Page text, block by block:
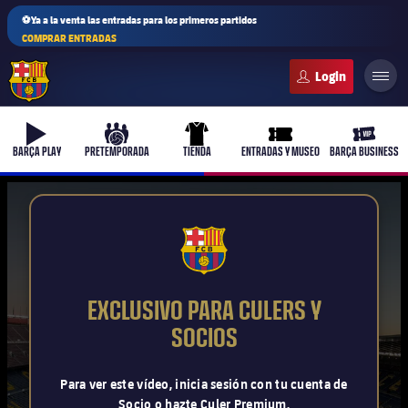
⚽Ya a la venta las entradas para los primeros partidos
COMPRAR ENTRADAS
b-play
BARÇA PLAY
culers-ball
PRETEMPORADA
uniform
TIENDA
ticket-full
ENTRADAS Y MUSEO
ticket-
BARÇA BUSINESS
Actualidad
Barça Atlètic
plusicon
más
FCB Barcelona badge
EXCLUSIVO PARA CULERS Y
SOCIOS
Para ver este vídeo, inicia sesión con tu cuenta de
Socio o hazte Culer Premium.